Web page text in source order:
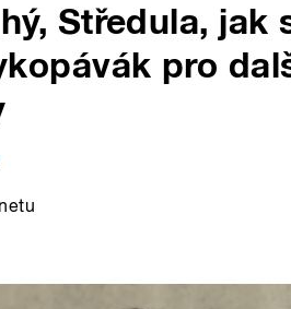
Středula, jak
pro